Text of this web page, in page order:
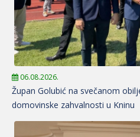
06.08.2026.
Župan Golubić na svečanom
domovinske zahvalnosti u Kninu